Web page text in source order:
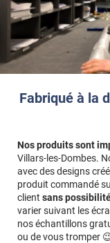
Fabriqué à la
Nos produits sont
Villars-les-Dombes.
avec des designs
produit commandé
client sans
varier suivant les
nos échantillons
ou de vous tromper